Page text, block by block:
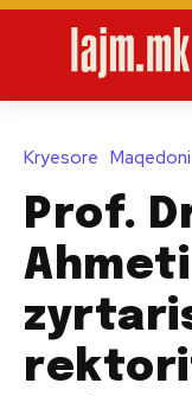
Kryesore Maqedoni
Prof.